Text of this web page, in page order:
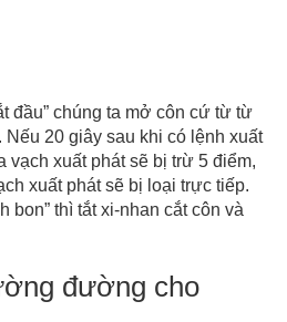
đầu” chúng ta mở côn cứ từ từ
Nếu 20 giây sau khi có lệnh xuất
vạch xuất phát sẽ bị trừ 5 điểm,
xuất phát sẽ bị loại trực tiếp.
bon” thì tắt xi-nhan cắt côn và
đường cho